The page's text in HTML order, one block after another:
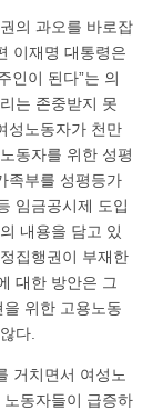
의 과오를 바로잡
이재명 대통령은
인이 된다”는 의
는 존중받지 못
성노동자가 천만
동자를 위한 성평
족부를 성평등가
임금공시제 도입
내용을 담고 있
집행권이 부재한
대한 방안은 그
위한 고용노동
다.
거치면서 여성노
동자들이 급증하